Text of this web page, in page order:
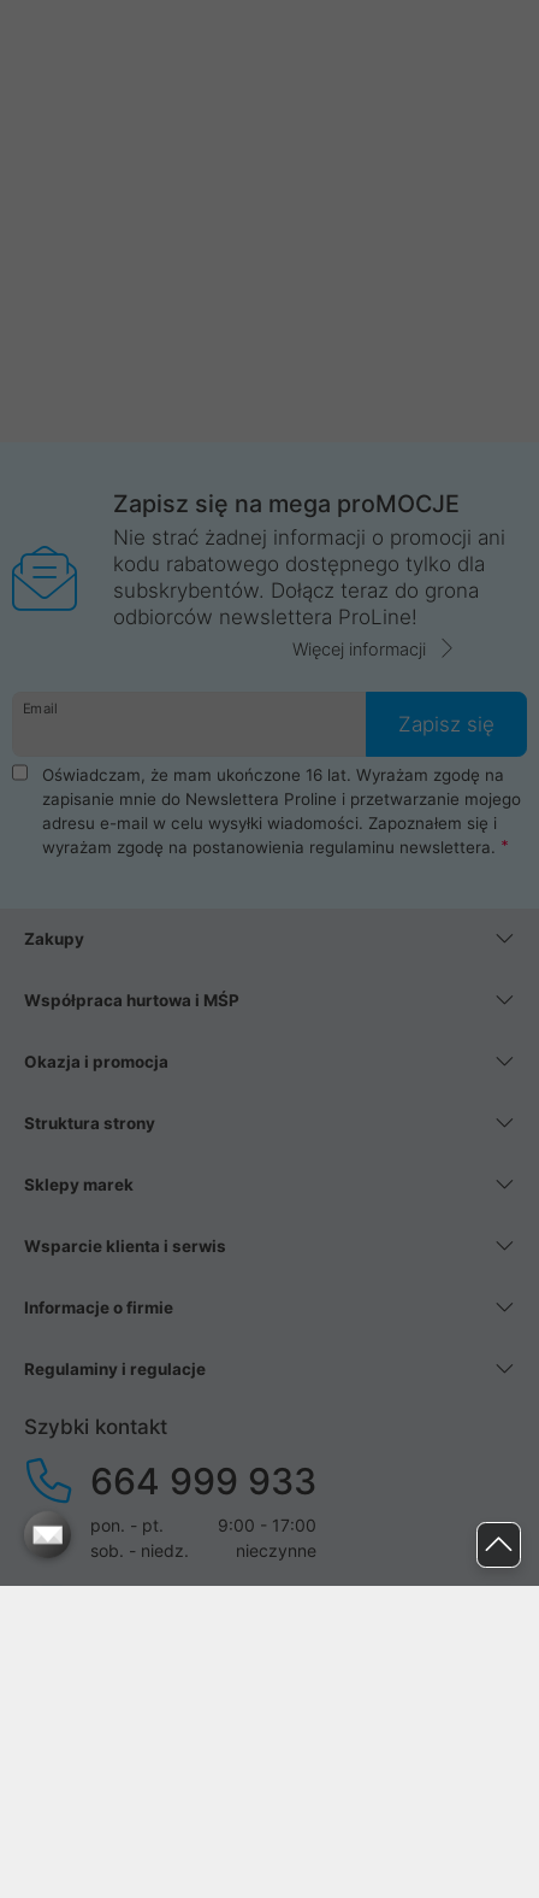
Zapisz się na mega proMOCJE
Nie strać żadnej informacji o promocji ani
kodu rabatowego dostępnego tylko dla
subskrybentów. Dołącz teraz do grona
odbiorców newslettera ProLine!
Więcej informacji
Email
Zapisz się
Oświadczam, że mam ukończone 16 lat. Wyrażam zgodę na
zapisanie mnie do Newslettera Proline i przetwarzanie mojego
adresu e-mail w celu wysyłki wiadomości. Zapoznałem się i
wyrażam zgodę na postanowienia regulaminu newslettera.
Zakupy
Współpraca hurtowa i MŚP
Okazja i promocja
Struktura strony
Sklepy marek
Wsparcie klienta i serwis
Informacje o firmie
Regulaminy i regulacje
Szybki kontakt
664 999 933
pon. - pt.
9:00 - 17:00
sob. - niedz.
nieczynne